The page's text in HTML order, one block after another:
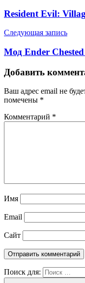
Resident Evil:
Следующая запись
Мод Ender
Добавить
Ваш адрес email не
помечены *
Комментарий *
Имя
Email
Сайт
Поиск для: